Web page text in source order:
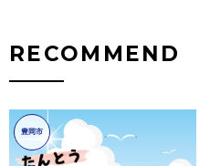
RECOMMEND
豊岡市